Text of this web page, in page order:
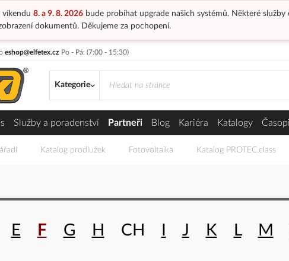
víkendu 8. a 9. 8. 2026bude probíhat upgrade našich systémů. Některé služby
dokumentů. Děkujeme za pochopení.
eshop@elfetex.cz Po - Pá: (7:00 - 15:30)
Kategorie
Služby a poradenství Partneři Blog Kariéra Katalogy
Katalog prodlužek Fotovoltaika Katalog PROTEC.class
E F G H CH J K L M